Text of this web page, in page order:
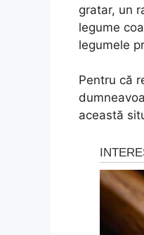
gratar, un
legume
legumele
Pentru că
această